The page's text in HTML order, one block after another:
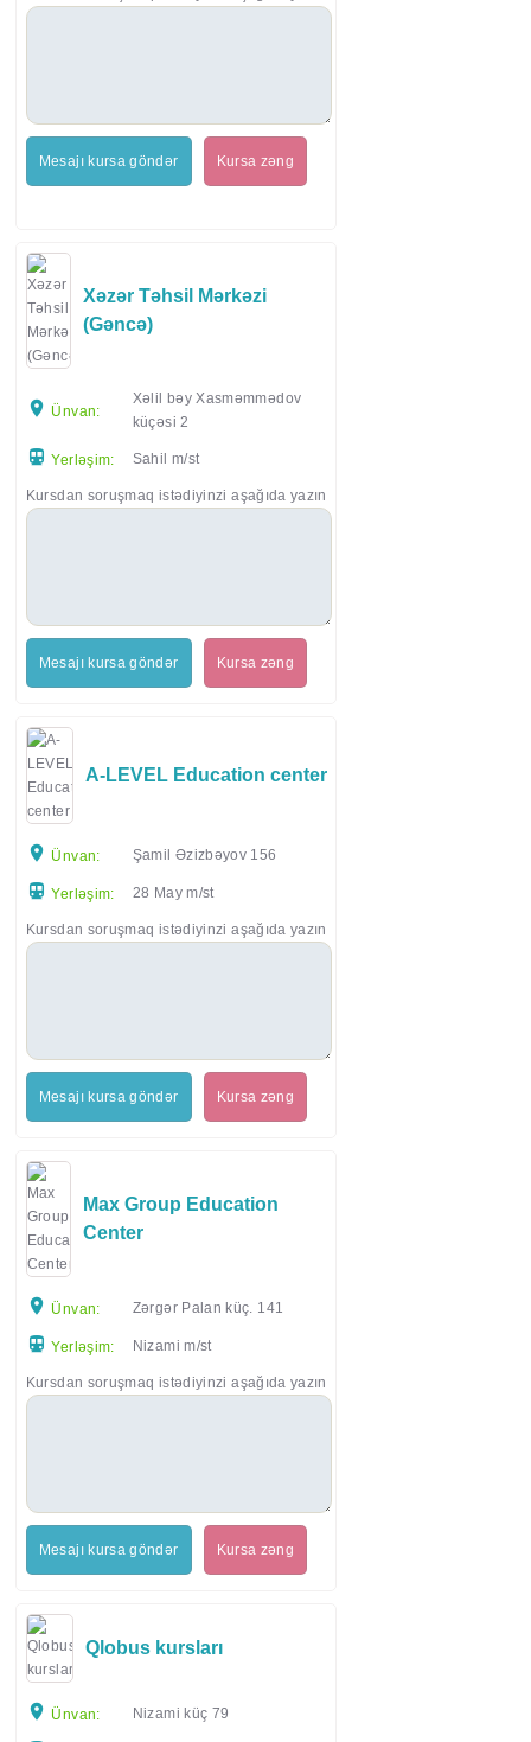
Mesajı kursa göndər Kursa zəng
Xəzər Təhsil Mərkəzi
(Gəncə)
Ünvan:
Xəlil bəy Xasməmmədov
küçəsi 2
Yerləşim: Sahil m/st
Kursdan soruşmaq istədiyinzi aşağıda yazın
Mesajı kursa göndər Kursa zəng
A-LEVEL Education center
Ünvan: Şamil Əzizbəyov 156
Yerləşim: 28 May m/st
Kursdan soruşmaq istədiyinzi aşağıda yazın
Mesajı kursa göndər Kursa zəng
Max Group Education
Center
Ünvan: Zərgər Palan küç. 141
Yerləşim: Nizami m/st
Kursdan soruşmaq istədiyinzi aşağıda yazın
Mesajı kursa göndər Kursa zəng
Qlobus kursları
Ünvan: Nizami küç 79